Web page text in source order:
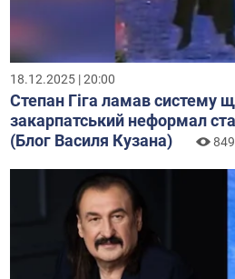
18.12.2025 | 20:00
Степан Гіга ламав систему
закарпатський неформал
(Блог Василя Кузана)